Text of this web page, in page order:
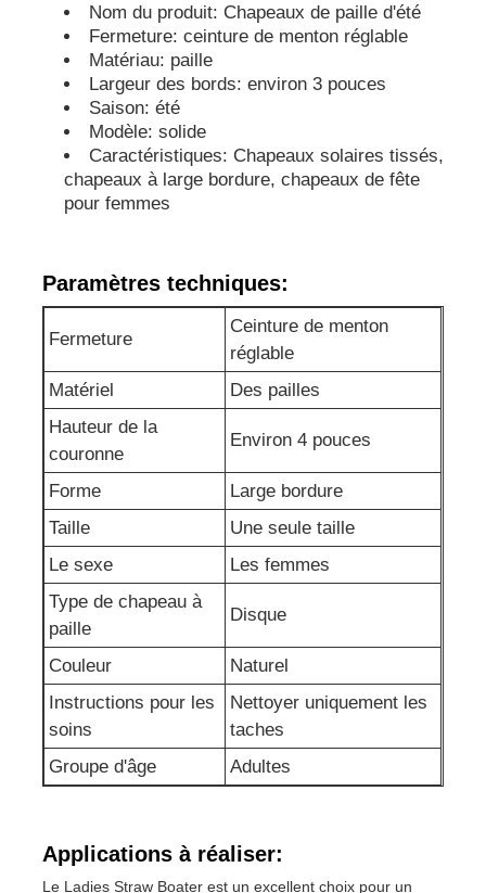
Produits
Au sujet de nous
Visite d'usine
Contactez-nous
nouvelles
Cas
Demandez une citation
L'ouatine des femmes a rayé des guêtres
Nom du produit: Chapeaux de paille d'été
Fermeture: ceinture de menton réglable
Matériau: paille
Largeur des bords: environ 3 pouces
Saison: été
Modèle: solide
Caractéristiques: Chapeaux solaires tissés,
chapeaux à large bordure, chapeaux de fête
pour femmes
Paramètres techniques:
Fermeture
Ceinture de menton
réglable
Matériel
Des pailles
Hauteur de la
couronne
Environ 4 pouces
Forme
Large bordure
Taille
Une seule taille
Le sexe
Les femmes
Type de chapeau à
paille
Disque
Couleur
Naturel
Instructions pour les
soins
Nettoyer uniquement les
taches
Groupe d'âge
Adultes
Applications à réaliser:
Le Ladies Straw Boater est un excellent choix pour un